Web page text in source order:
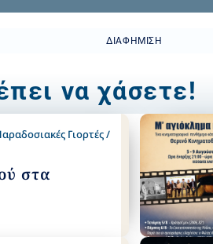
ΔΙΑΦΉΜΙΣΗ
να χάσετε!
Γιορτές /
στα